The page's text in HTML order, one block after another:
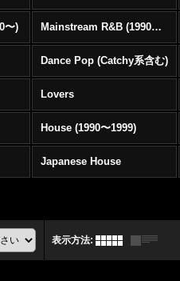
〜) Mainstream R&B (1990〜1999)
Dance Pop (Catchy系含む)
Lovers
House (1990〜1999)
Japanese House
表示方法: